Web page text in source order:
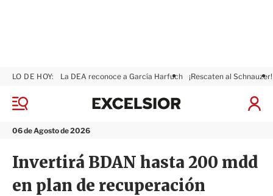
M
n
06 de Agosto de 2026
LO DE HOY: La DEA reconoce a García Harfuch ¡Rescaten al Schnauzer!
I
i
a
x
i
o
r
Invertirá BDAN hasta 200 mdd
en plan de recuperación